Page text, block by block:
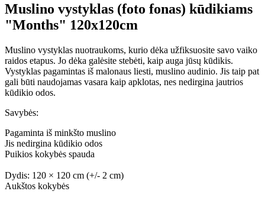
Muslino vystyklas (foto fonas) kūdikiams
"Months" 120x120cm
Muslino vystyklas nuotraukoms, kurio dėka užfiksuosite savo vaiko
raidos etapus. Jo dėka galėsite stebėti, kaip auga jūsų kūdikis.
Vystyklas pagamintas iš malonaus liesti, muslino audinio. Jis taip pat
gali būti naudojamas vasara kaip apklotas, nes nedirgina jautrios
kūdikio odos.
Savybės:
Pagaminta iš minkšto muslino
Jis nedirgina kūdikio odos
Puikios kokybės spauda
Dydis: 120 × 120 cm (+/- 2 cm)
Aukštos kokybės